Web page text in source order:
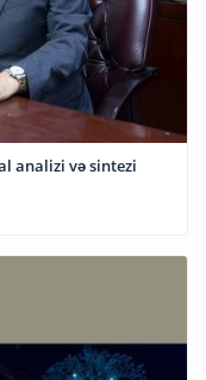
analizi və sintezi